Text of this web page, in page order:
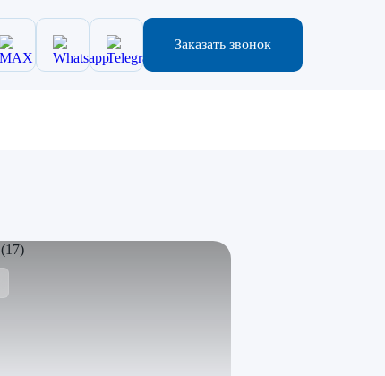
Заказать звонок